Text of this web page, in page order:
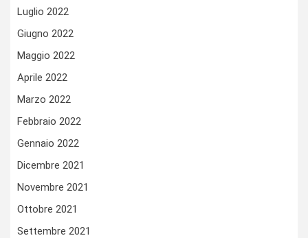
Luglio 2022
Giugno 2022
Maggio 2022
Aprile 2022
Marzo 2022
Febbraio 2022
Gennaio 2022
Dicembre 2021
Novembre 2021
Ottobre 2021
Settembre 2021